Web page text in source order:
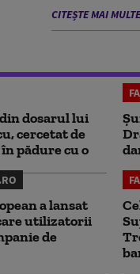
CITEȘTE MAI
dosarul lui
cercetat de
pădure cu o
a lansat
utilizatorii
de